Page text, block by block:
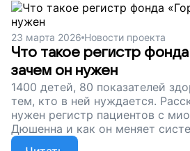
23 марта 2026 Новости проекта
Что такое регистр
зачем он нужен
1400 детей, 80 показателей
тем, кто в ней нуждается.
нужен регистр пациентов с
Дюшенна и как он меняет